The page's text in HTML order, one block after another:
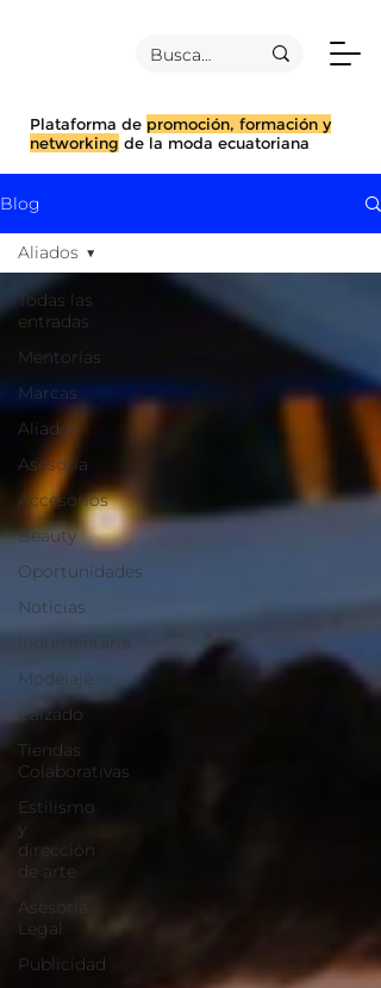
Plataforma de promoción, formación y
networking de la moda ecuatoriana
Blog
Todas las
entradas
Mentorías
Marcas
Aliados
Asesoría
Accesorios
Beauty
Oportunidades
Noticias
Indumentaria
Modelaje
Calzado
Tiendas
Colaborativas
Estilismo
y
dirección
de arte
Asesoría
Legal
Publicidad
Aliados